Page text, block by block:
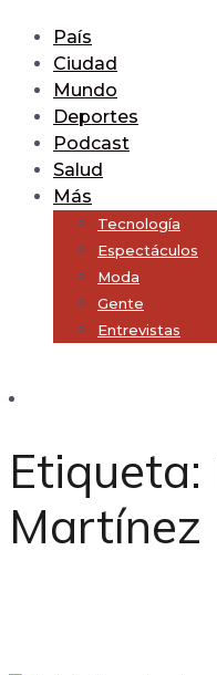
País
Ciudad
Mundo
Deportes
Podcast
Salud
Más
Tecnología
Espectáculos
Moda
Gente
Entrevistas
Etiqueta:
Martínez